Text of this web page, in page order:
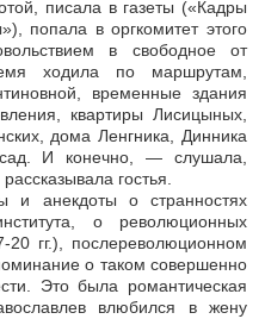
писала в газеты («Кадры
попала в оргкомитет этого
в свободное от
ходила по маршрутам,
временные здания
квартиры Лисицыных,
дома Ленгника, Динника
сад. И конечно, — слушала,
гостья.
и анекдоты о странностях
о революционных
гг.), послереволюционном
о таком совершенно
Это была романтическая
влюбился в жену